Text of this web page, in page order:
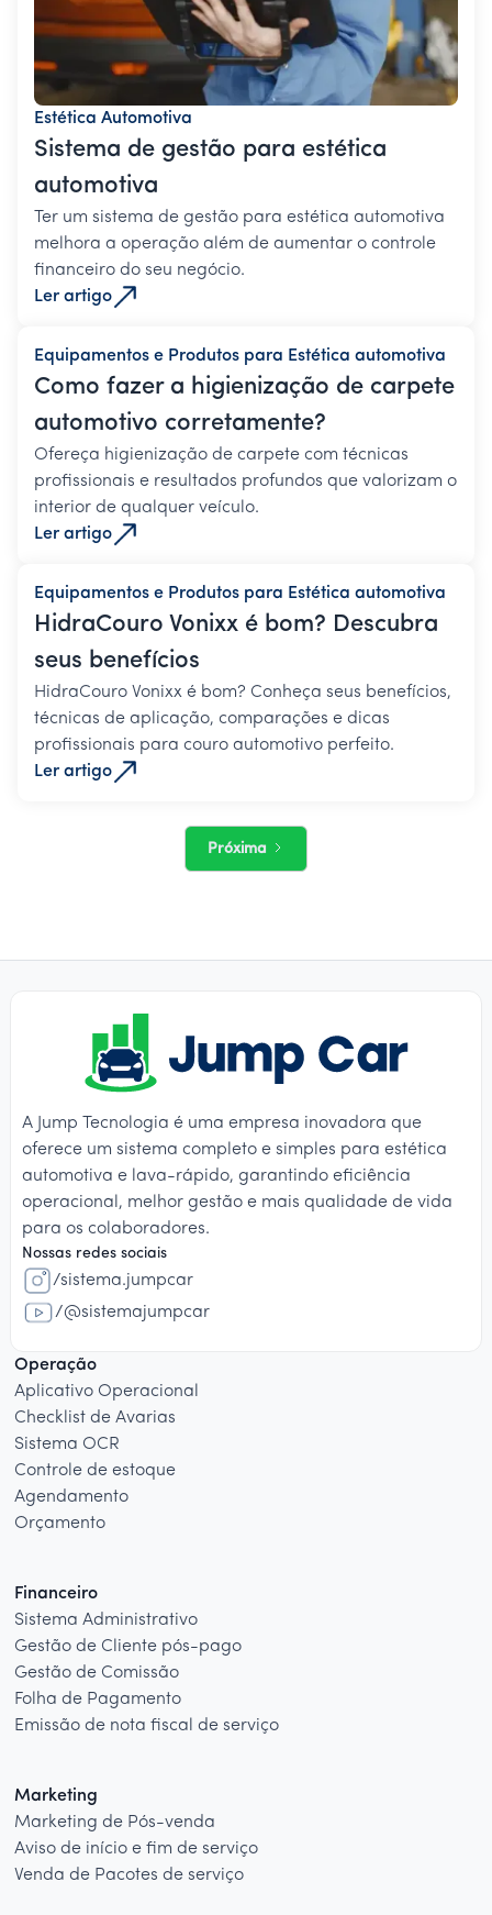
Estética Automotiva
Sistema de gestão para estética
automotiva
Ter um sistema de gestão para estética automotiva
melhora a operação além de aumentar o controle
financeiro do seu negócio.
Ler artigo
Equipamentos e Produtos para Estética automotiva
Como fazer a higienização de carpete
automotivo corretamente?
Ofereça higienização de carpete com técnicas
profissionais e resultados profundos que valorizam o
interior de qualquer veículo.
Ler artigo
Equipamentos e Produtos para Estética automotiva
HidraCouro Vonixx é bom? Descubra
seus benefícios
HidraCouro Vonixx é bom? Conheça seus benefícios,
técnicas de aplicação, comparações e dicas
profissionais para couro automotivo perfeito.
Ler artigo
Próxima
A Jump Tecnologia é uma empresa inovadora que
oferece um sistema completo e simples para estética
automotiva e lava-rápido, garantindo eficiência
operacional, melhor gestão e mais qualidade de vida
para os colaboradores.
Nossas redes sociais
/sistema.jumpcar
/@sistemajumpcar
Operação
Aplicativo Operacional
Checklist de Avarias
Sistema OCR
Controle de estoque
Agendamento
Orçamento
Financeiro
Sistema Administrativo
Gestão de Cliente pós-pago
Gestão de Comissão
Folha de Pagamento
Emissão de nota fiscal de serviço
Marketing
Marketing de Pós-venda
Aviso de início e fim de serviço
Venda de Pacotes de serviço